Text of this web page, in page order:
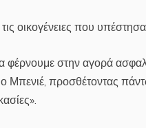
οικογένειες που
φέρνουμε στην αγορά
Μπενιέ, προσθέτοντας